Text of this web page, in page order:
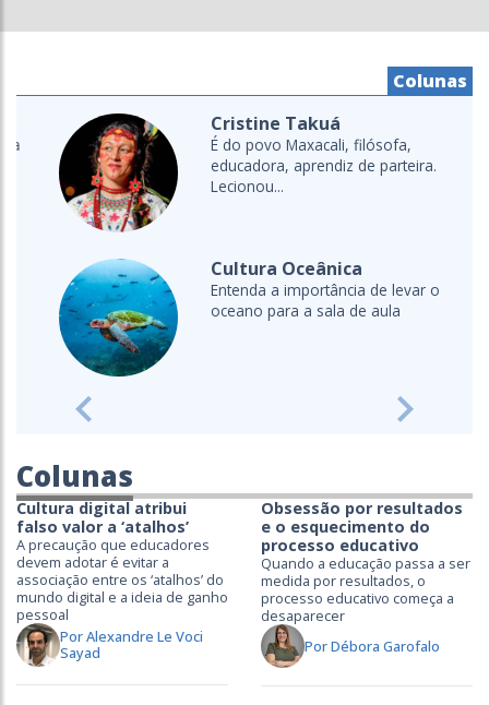
Colunas
Cristine Takuá
É do povo Maxacali, filósofa,
educadora, aprendiz de parteira.
Lecionou...
Cultura Oceânica
Entenda a importância de levar o
oceano para a sala de aula
Previous Next
Colunas
Cultura digital atribui
falso valor a ‘atalhos’
A precaução que educadores
devem adotar é evitar a
associação entre os ‘atalhos’ do
mundo digital e a ideia de ganho
pessoal
Por Alexandre Le Voci
Sayad
Obsessão por resultados
e o esquecimento do
processo educativo
Quando a educação passa a ser
medida por resultados, o
processo educativo começa a
desaparecer
Por Débora Garofalo